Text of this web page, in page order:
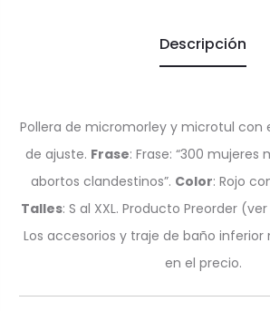
Descripción
Pollera de micromorley y microtul con
de ajuste. Frase: Frase: “300
abortos clandestinos”. Color: Rojo
Talles: S al XXL. Producto Preorder (ver
Los accesorios y traje de baño inferior
en el precio.